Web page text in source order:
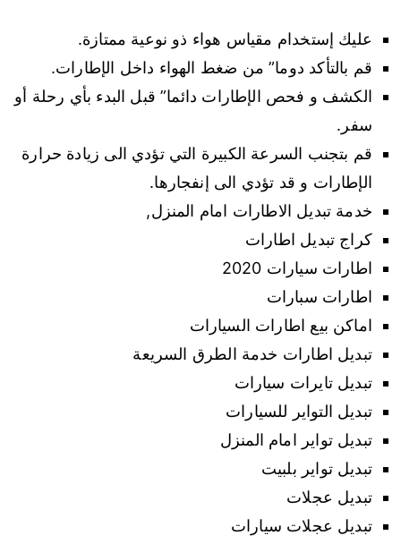
عليك إستخدام مقياس هواء ذو نوعية ممتازة.
قم بالتأكد دوما” من ضغط الهواء داخل الإطارات.
الكشف و فحص الإطارات دائما” قبل البدء بأي رحلة أو
سفر.
قم بتجنب السرعة الكبيرة التي تؤدي الى زيادة حرارة
الإطارات و قد تؤدي الى إنفجارها.
خدمة تبديل الاطارات امام المنزل,
كراج تبديل اطارات
اطارات سيارات 2020
اطارات سبارات
اماكن بيع اطارات السيارات
تبديل اطارات خدمة الطرق السريعة
تبديل تايرات سيارات
تبديل التواير للسيارات
تبديل تواير امام المنزل
تبديل تواير بلبيت
تبديل عجلات
تبديل عجلات سيارات